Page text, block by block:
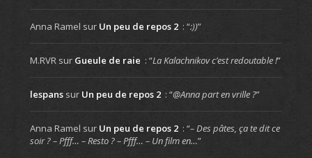
Anna Ramel sur Un peu de repos 2 : “:))”
M.RVRsur Gueule de raie : “La Kalachnikov c’est redoutable !”
lespanssur Un peu de repos 2 : “@Anna part en vrille ?”
Anna Ramel sur Un peu de repos 2 : “– Des pâtes, ça te dit ce
soir ? – Pfff… – Resto ? – Pfff… – Un film en…”